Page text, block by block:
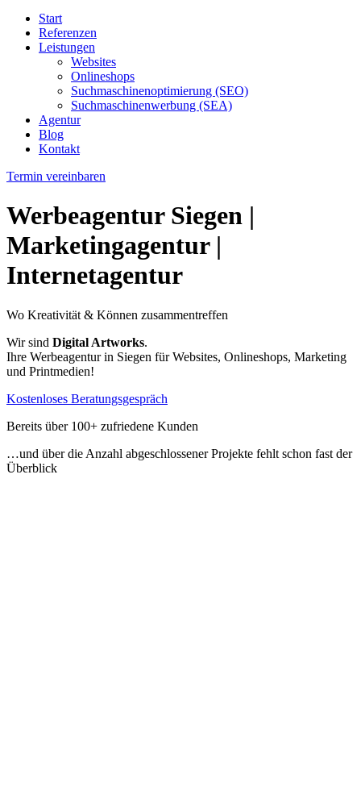
Start
Referenzen
Leistungen
Websites
Onlineshops
Suchmaschinenoptimierung (SEO)
Suchmaschinenwerbung (SEA)
Agentur
Blog
Kontakt
Termin vereinbaren
Werbeagentur Siegen |
Marketingagentur |
Internetagentur
Wo Kreativität & Können zusammentreffen
Wir sind Digital Artworks.
Ihre Werbeagentur in Siegen für Websites, Onlineshops, Marketing
und Printmedien!
Kostenloses Beratungsgespräch
Bereits über 100+ zufriedene Kunden
…und über die Anzahl abgeschlossener Projekte fehlt schon fast der
Überblick